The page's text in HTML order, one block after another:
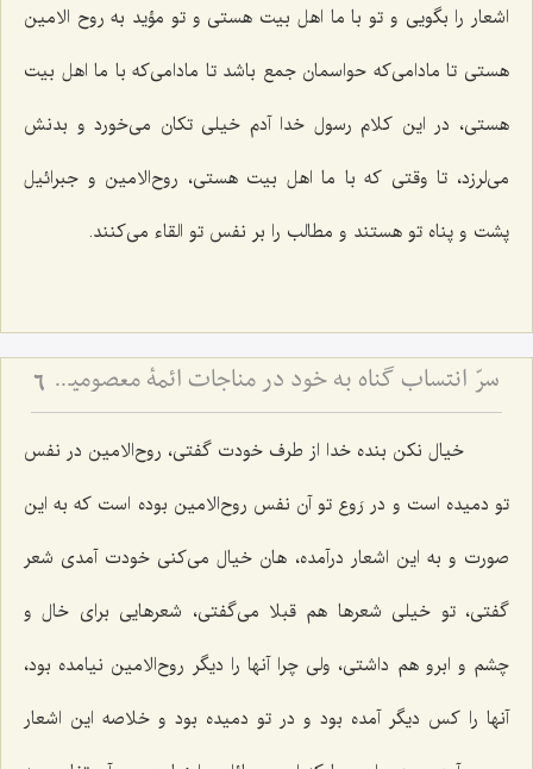
اشعار را بگویی و تو با ما اهل بیت هستی و تو مؤید به روح الامین
هستی تا مادامی‌كه حواسمان جمع باشد تا مادامی‌كه با ما اهل بیت
هستی، در این كلام رسول خدا آدم خیلی تكان می‌خورد و بدنش
می‌لرزد، تا وقتی كه با ما اهل بیت هستی، روح‌الامین و جبرائیل
پشت و پناه تو هستند و مطالب را بر نفس تو القاء می‌كنند.
سرّ انتساب گناه به خود در مناجات ائمۀ معصومین علیهم السلام (2) 6
خیال نكن بنده خدا از طرف خودت گفتی، روح‌الامین در نفس
تو دمیده است و در رَوع تو آن نفس روح‌الامین بوده است كه به این
صورت و به این اشعار درآمده، هان خیال می‌كنی خودت آمدی شعر
گفتی، تو خیلی شعرها هم قبلا می‌گفتی، شعرهایی برای خال و
چشم و ابرو هم داشتی، ولی چرا آنها را دیگر روح‌الامین نیامده بود،
آنها را كس دیگر آمده بود و در تو دمیده بود و خلاصه این اشعار